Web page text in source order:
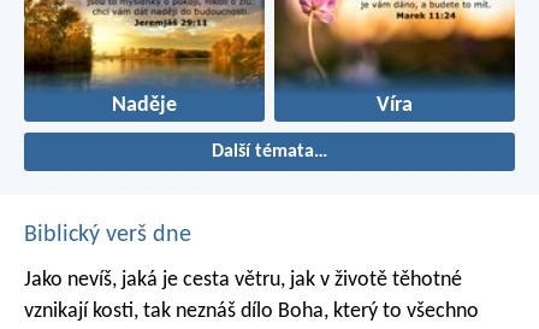
Naděje Víra
Další témata…
Biblický verš dne
Jako nevíš, jaká je cesta větru, jak v životě těhotné
vznikají kosti, tak neznáš dílo Boha, který to všechno